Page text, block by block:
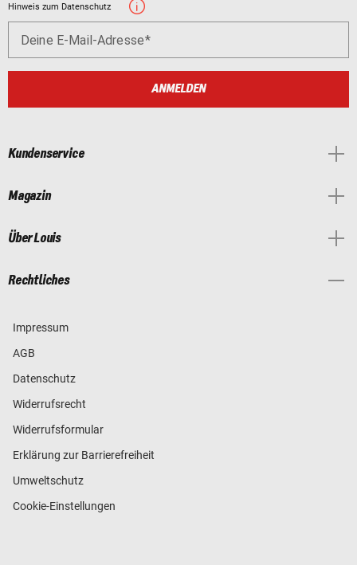
Hinweis zum Datenschutz
Deine E-Mail-Adresse
ANMELDEN
Kundenservice
Magazin
Über Louis
Rechtliches
Impressum
AGB
Datenschutz
Widerrufsrecht
Widerrufsformular
Erklärung zur Barrierefreiheit
Umweltschutz
Cookie-Einstellungen